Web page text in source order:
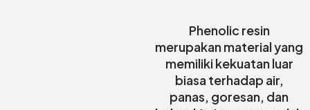
Phenolic resin
merupakan material yang
memiliki kekuatan luar
biasa terhadap air,
panas, goresan, dan